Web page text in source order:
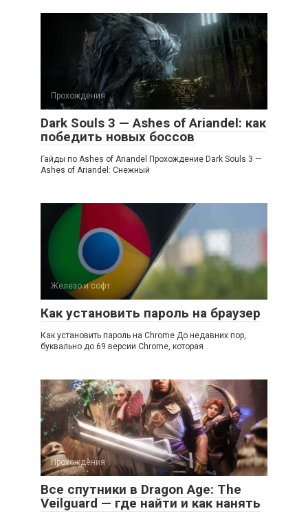
Прохождения
Dark Souls 3 — Ashes of Ariandel: как
победить новых боссов
Гайды по Ashes of Ariandel Прохождение Dark Souls 3 —
Ashes of Ariandel: Снежный
Железо и софт
Как установить пароль на браузер
Как установить пароль на Chrome До недавних пор,
буквально до 69 версии Chrome, которая
Прохождения
Все спутники в Dragon Age: The
Veilguard — где найти и как нанять